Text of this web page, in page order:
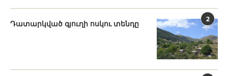
2
Դատարկված գյուղի ոսկու տենդը